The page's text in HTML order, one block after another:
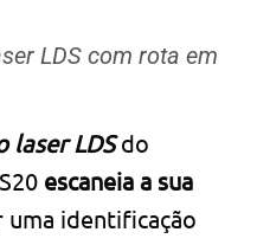
LDS com rota em
laser LDSdo
escaneia a sua
uma identificação